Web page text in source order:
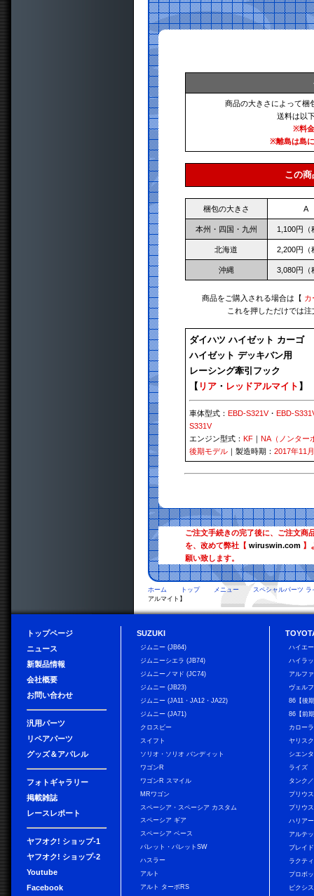
商品の大きさによって梱
送料は以
※料
※離島は島
この
梱包の大きさ A
本州・四国・九州 1,100円（
北海道 2,200円（
沖縄 3,080円（
商品をご購入される場合は【 カ
これを押しただけでは
ダイハツ ハイゼット カーゴ
ハイゼット デッキバン用
レーシング牽引フック
【 リア・ レッドアルマイト 】
車体型式： EBD-S321V・ EBD-
S331V
エンジン型式： KF｜ NA（ノンター
後期モデル｜製造時期： 2017年11
ご注文手続きの完了後に、ご注文商
を、改めて弊社【 wiruswin.com】
願い致します。
ホーム トップ メニュー
スペシャルパーツ ラ
アルマイト】
トップページ
ニュース
新製品情報
会社概要
お問い合わせ
汎用パーツ
リペアパーツ
グッズ＆アパレル
フォトギャラリー
掲載雑誌
レースレポート
ヤフオク! ショップ-1
ヤフオク! ショップ-2
Youtube
Facebook
SUZUKI
ジムニー (JB64)
ジムニーシエラ (JB74)
ジムニーノマド (JC74)
ジムニー (JB23)
ジムニー (JA11・JA12・JA22)
ジムニー (JA71)
クロスビー
スイフト
ソリオ・ソリオ バンディット
ワゴンR
ワゴンR スマイル
MRワゴン
スペーシア・スペーシア カスタム
スペーシア ギア
スペーシア ベース
パレット・パレットSW
ハスラー
アルト
アルト ターボRS
ハイエ
ハイラ
アルフ
ヴェル
86【後
86【前
カロー
ヤリス
シエンタ
ライズ
タンク
プリウス
プリウ
ハリアー
アルテ
ブレイド
ラクテ
プロボ
ピクシ